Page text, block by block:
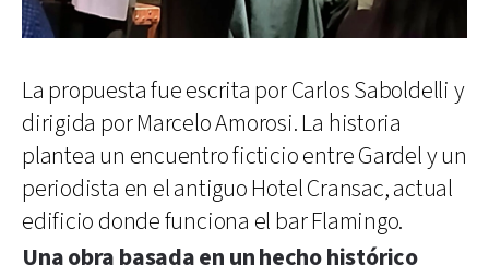
La propuesta fue escrita por Carlos Saboldelli y
dirigida por Marcelo Amorosi. La historia
plantea un encuentro ficticio entre Gardel y un
periodista en el antiguo Hotel Cransac, actual
edificio donde funciona el bar Flamingo.
Una obra basada en un hecho histórico